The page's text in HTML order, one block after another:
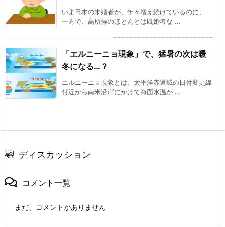
いま日本の未婚者が、年々増え続けているのに、
一方で、高所得のほとんどは既婚者な ...
「エルニーニョ現象」で、猛暑の次は暖
冬になる…？
エルニーニョ現象とは、太平洋赤道域の日付変更線
付近から南米沿岸にかけて海面水温が ...
ディスカッション
コメント一覧
まだ、コメントがありません